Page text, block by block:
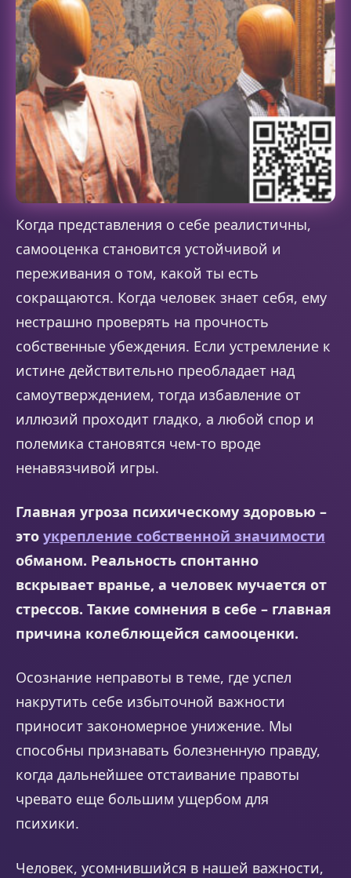
Когда представления о себе реалистичны,
самооценка становится устойчивой и
переживания о том, какой ты есть
сокращаются. Когда человек знает себя, ему
нестрашно проверять на прочность
собственные убеждения. Если устремление к
истине действительно преобладает над
самоутверждением, тогда избавление от
иллюзий проходит гладко, а любой спор и
полемика становятся чем-то вроде
ненавязчивой игры.
Главная угроза психическому здоровью –
это укрепление собственной значимости
обманом. Реальность спонтанно
вскрывает вранье, а человек мучается от
стрессов. Такие сомнения в себе – главная
причина колеблющейся самооценки.
Осознание неправоты в теме, где успел
накрутить себе избыточной важности
приносит закономерное унижение. Мы
способны признавать болезненную правду,
когда дальнейшее отстаивание правоты
чревато еще большим ущербом для
психики.
Человек, усомнившийся в нашей важности,